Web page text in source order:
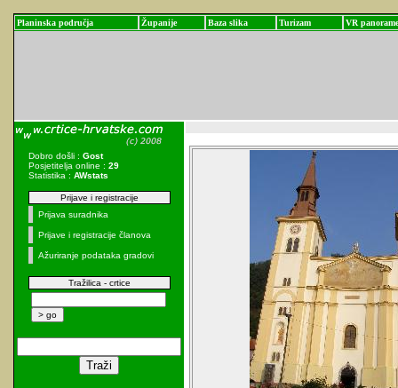
Planinska područja Županije Baza slika Turizam VR panorame
Dobro došli : Gost
Posjetitelja online : 29
Statistika : AWstats
Prijave i registracije
Prijava suradnika
Prijave i registracije članova
Ažuriranje podataka gradovi
Tražilica - crtice